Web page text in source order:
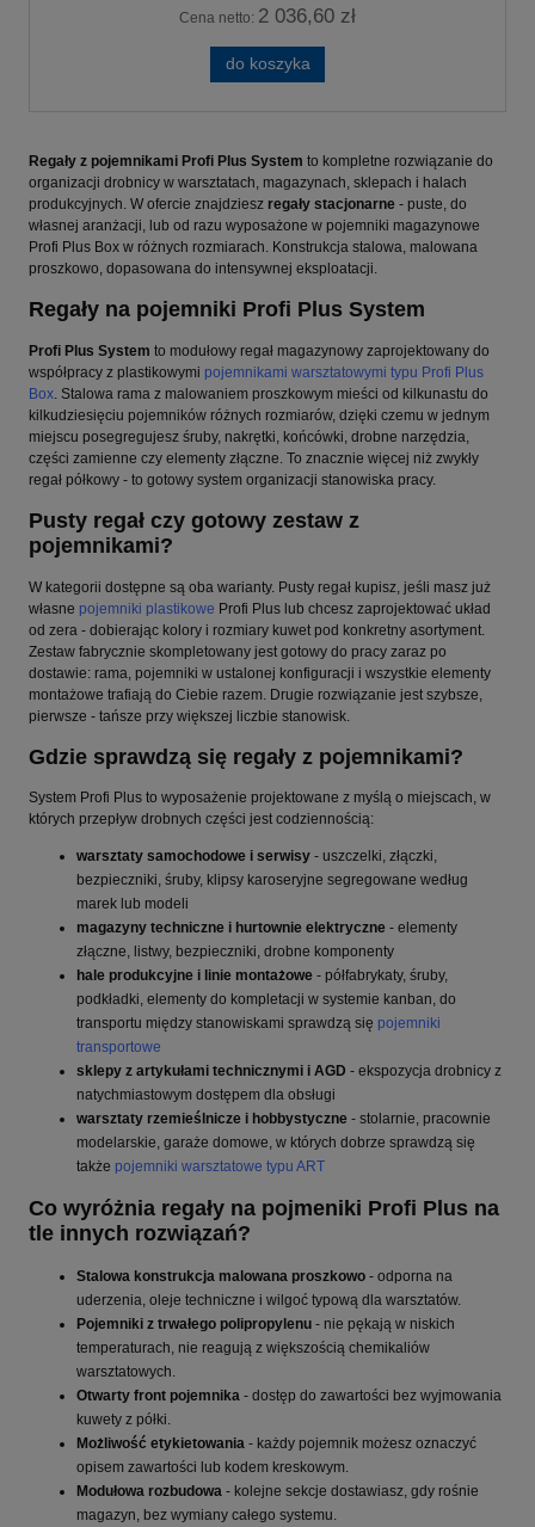
Cena netto: 2 036,60 zł
do koszyka
Regały z pojemnikami Profi Plus System to kompletne rozwiązanie do
organizacji drobnicy w warsztatach, magazynach, sklepach i halach
produkcyjnych. W ofercie znajdziesz regały stacjonarne - puste, do
własnej aranżacji, lub od razu wyposażone w pojemniki magazynowe
Profi Plus Box w różnych rozmiarach. Konstrukcja stalowa, malowana
proszkowo, dopasowana do intensywnej eksploatacji.
Regały na pojemniki Profi Plus System
Profi Plus System to modułowy regał magazynowy zaprojektowany do
współpracy z plastikowymi pojemnikami warsztatowymi typu Profi Plus
Box . Stalowa rama z malowaniem proszkowym mieści od kilkunastu do
kilkudziesięciu pojemników różnych rozmiarów, dzięki czemu w jednym
miejscu posegregujesz śruby, nakrętki, końcówki, drobne narzędzia,
części zamienne czy elementy złączne. To znacznie więcej niż zwykły
regał półkowy - to gotowy system organizacji stanowiska pracy.
Pusty regał czy gotowy zestaw z
pojemnikami?
W kategorii dostępne są oba warianty. Pusty regał kupisz, jeśli masz już
własne pojemniki plastikowe Profi Plus lub chcesz zaprojektować układ
od zera - dobierając kolory i rozmiary kuwet pod konkretny asortyment.
Zestaw fabrycznie skompletowany jest gotowy do pracy zaraz po
dostawie: rama, pojemniki w ustalonej konfiguracji i wszystkie elementy
montażowe trafiają do Ciebie razem. Drugie rozwiązanie jest szybsze,
pierwsze - tańsze przy większej liczbie stanowisk.
Gdzie sprawdzą się regały z pojemnikami?
System Profi Plus to wyposażenie projektowane z myślą o miejscach, w
których przepływ drobnych części jest codziennością:
warsztaty samochodowe i serwisy - uszczelki, złączki,
bezpieczniki, śruby, klipsy karoseryjne segregowane według
marek lub modeli
magazyny techniczne i hurtownie elektryczne - elementy
złączne, listwy, bezpieczniki, drobne komponenty
hale produkcyjne i linie montażowe - półfabrykaty, śruby,
podkładki, elementy do kompletacji w systemie kanban, do
transportu między stanowiskami sprawdzą się pojemniki
transportowe
sklepy z artykułami technicznymi i AGD - ekspozycja drobnicy z
natychmiastowym dostępem dla obsługi
warsztaty rzemieślnicze i hobbystyczne - stolarnie, pracownie
modelarskie, garaże domowe, w których dobrze sprawdzą się
także pojemniki warsztatowe typu ART
Co wyróżnia regały na pojmeniki Profi Plus na
tle innych rozwiązań?
Stalowa konstrukcja malowana proszkowo - odporna na
uderzenia, oleje techniczne i wilgoć typową dla warsztatów.
Pojemniki z trwałego polipropylenu - nie pękają w niskich
temperaturach, nie reagują z większością chemikaliów
warsztatowych.
Otwarty front pojemnika - dostęp do zawartości bez wyjmowania
kuwety z półki.
Możliwość etykietowania - każdy pojemnik możesz oznaczyć
opisem zawartości lub kodem kreskowym.
Modułowa rozbudowa - kolejne sekcje dostawiasz, gdy rośnie
magazyn, bez wymiany całego systemu.